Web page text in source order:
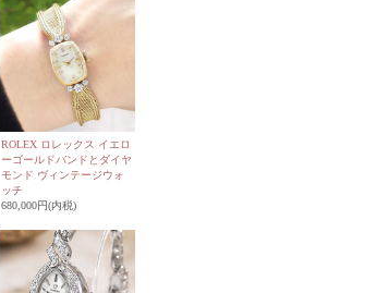
ROLEX ロレックス イエロ
ーゴールドバンドとダイヤ
モンド ヴィンテージウォ
ッチ
680,000円(内税)